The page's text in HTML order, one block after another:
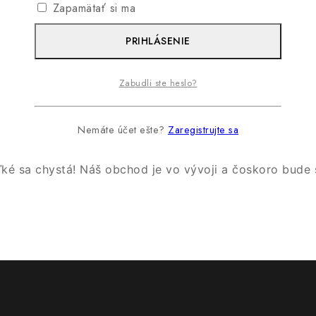
Veľké veci sú na obzore
sa chystá! Náš obchod je vo vývoji a čoskoro bude
Zapamätať si ma
PRIHLÁSENIE
Zabudli ste heslo?
Nemáte účet ešte? Zaregistrujte sa